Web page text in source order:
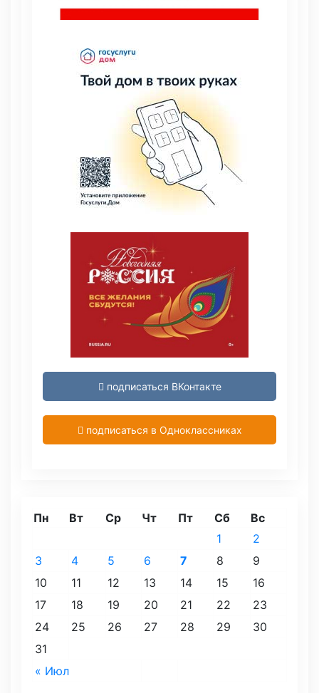
подписаться ВКонтакте
подписаться в Одноклассниках
Пн Вт Ср Чт Пт Сб Вс
« Июл
1
2
3
4 5 6 7 8
9
10
11 12 13 14 15
16
17
18 19 20 21 22
23
24
25 26 27 28 29
30
31